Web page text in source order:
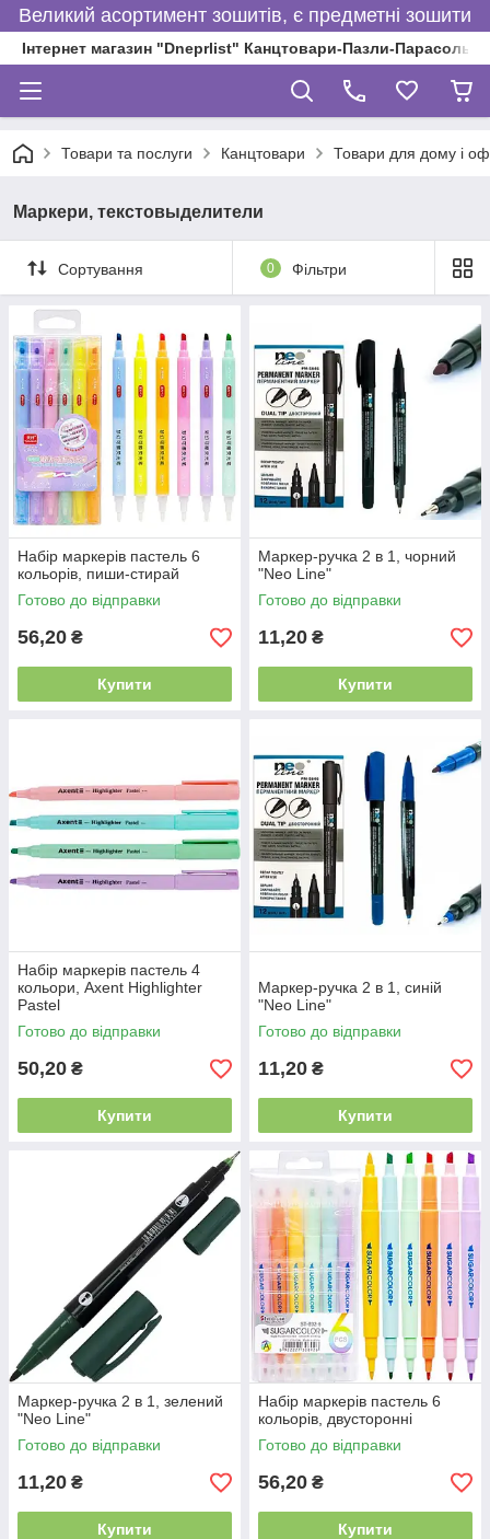
Великий асортимент зошитів, є предметні зошити
Інтернет магазин "Dneprlist" Канцтовари-Пазли-Парасольки
Товари та послуги Канцтовари Товари для дому і
Маркери, текстовыделители
Сортування 0 Фільтри
Набір маркерів пастель 6
кольорів, пиши-стирай
Готово до відправки
56,20 ₴
Купити
Маркер-ручка 2 в 1, чорний
"Neo Line"
Готово до відправки
11,20 ₴
Купити
Набір маркерів пастель 4
кольори, Axent Highlighter
Pastel
Готово до відправки
50,20 ₴
Купити
Маркер-ручка 2 в 1, синій
"Neo Line"
Готово до відправки
11,20 ₴
Купити
Маркер-ручка 2 в 1, зелений
"Neo Line"
Готово до відправки
11,20 ₴
Купити
Набір маркерів пастель 6
кольорів, двусторонні
Готово до відправки
56,20 ₴
Купити